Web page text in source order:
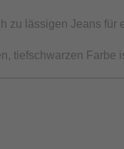
lässigen Jeans für
tiefschwarzen Farbe